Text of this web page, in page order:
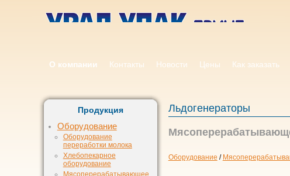
О компании Контакты Новости Цены Как заказать
Продукция
Оборудование
Оборудование
переработки молока
Хлебопекарное
оборудование
Мясоперерабатывающее
Льдогенераторы
Оборудование /